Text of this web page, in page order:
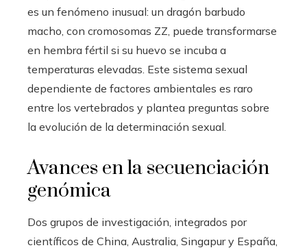
es un fenómeno inusual: un dragón barbudo
macho, con cromosomas ZZ, puede transformarse
en hembra fértil si su huevo se incuba a
temperaturas elevadas. Este sistema sexual
dependiente de factores ambientales es raro
entre los vertebrados y plantea preguntas sobre
la evolución de la determinación sexual.
Avances en la secuenciación
genómica
Dos grupos de investigación, integrados por
científicos de China, Australia, Singapur y España,